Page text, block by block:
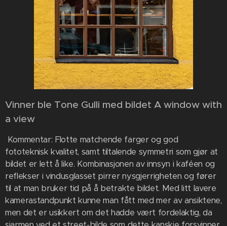
Vinner ble Tone Gulli med bildet A window with
a view
Kommentar: Flotte matchende farger og god
fototeknisk kvalitet, samt tiltalende symmetri som gjør at
bildet er lett å like. Kombinasjonen av innsyn i kaféen og
reflekser i vindusglasset pirrer nysgjerrigheten og fører
til at man bruker tid på å betrakte bildet. Med litt lavere
kamerastandpunkt kunne man fått med mer av ansiktene,
men det er usikkert om det hadde vært fordelaktig, da